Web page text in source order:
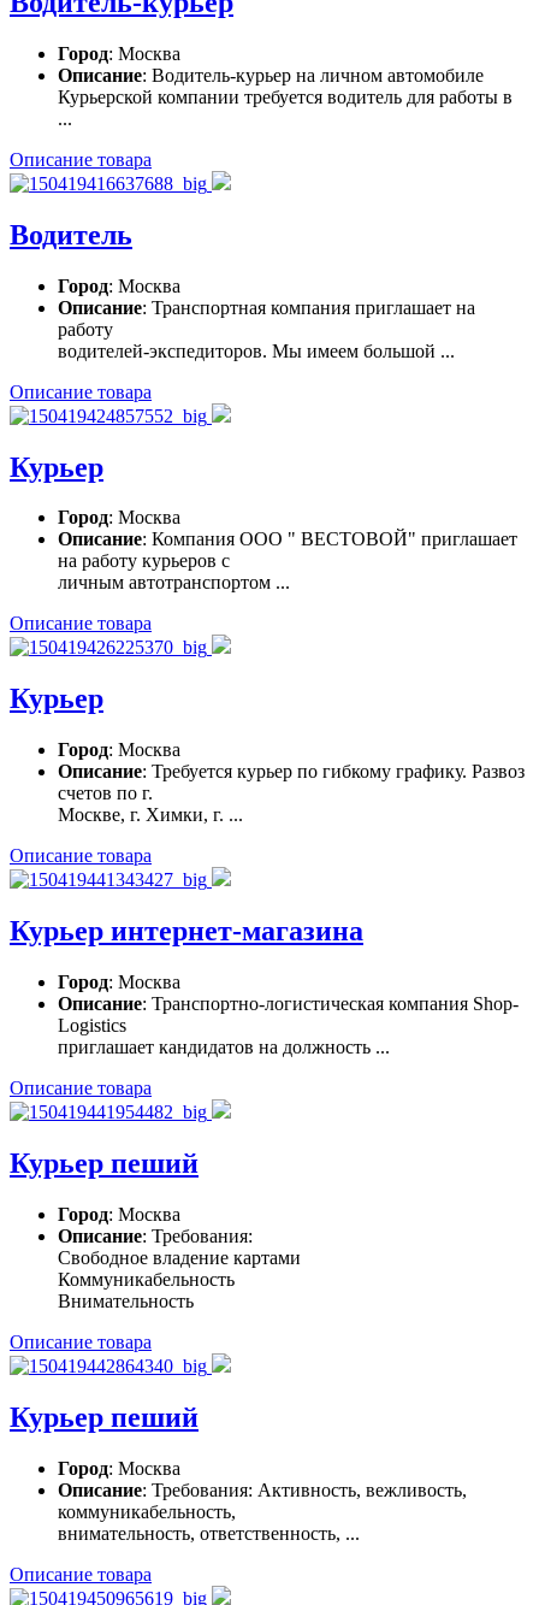
Город: Москва
Описание: Водитель-курьер на личном автомобиле
Курьерской компании требуется водитель для работы в
...
Описание товара
Водитель
Город: Москва
Описание: Транспортная компания приглашает на
работу
водителей-экспедиторов. Мы имеем большой ...
Описание товара
Курьер
Город: Москва
Описание: Компания ООО " ВЕСТОВОЙ" приглашает
на работу курьеров с
личным автотранспортом ...
Описание товара
Курьер
Город: Москва
Описание: Требуется курьер по гибкому графику. Развоз
счетов по г.
Москве, г. Химки, г. ...
Описание товара
Курьер интернет-магазина
Город: Москва
Описание: Транспортно-логистическая компания Shop-
Logistics
приглашает кандидатов на должность ...
Описание товара
Курьер пеший
Город: Москва
Описание: Требования:
Свободное владение картами
Коммуникабельность
Внимательность
Описание товара
Курьер пеший
Город: Москва
Описание: Требования: Активность, вежливость,
коммуникабельность,
внимательность, ответственность, ...
Описание товара